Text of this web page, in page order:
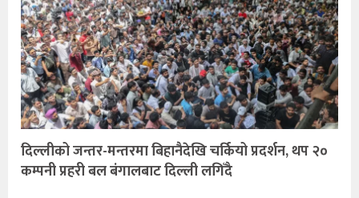
दिल्लीको जन्तर-मन्तरमा बिहानैदेखि चर्कियो प्रदर्शन, थप २०
कम्पनी प्रहरी बल बंगालबाट दिल्ली लगिँदै